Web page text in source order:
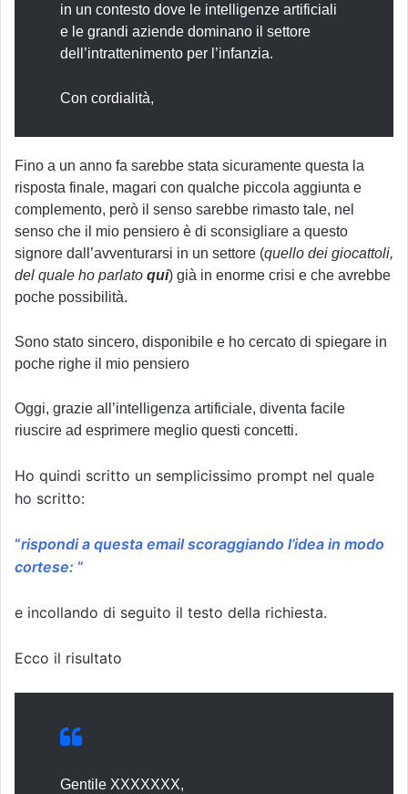
in un contesto dove le intelligenze artificiali
e le grandi aziende dominano il settore
dell’intrattenimento per l’infanzia.
Con cordialità,
Fino a un anno fa sarebbe stata sicuramente questa la
risposta finale, magari con qualche piccola aggiunta e
complemento, però il senso sarebbe rimasto tale, nel
senso che il mio pensiero è di sconsigliare a questo
signore dall’avventurarsi in un settore (quello dei giocattoli,
del quale ho parlato qui) già in enorme crisi e che avrebbe
poche possibilità.
Sono stato sincero, disponibile e ho cercato di spiegare in
poche righe il mio pensiero
Oggi, grazie all’intelligenza artificiale, diventa facile
riuscire ad esprimere meglio questi concetti.
Ho quindi scritto un semplicissimo prompt nel quale
ho scritto:
“rispondi a questa email scoraggiando l’idea in modo
cortese: “
e incollando di seguito il testo della richiesta.
Ecco il risultato
Gentile XXXXXXX,